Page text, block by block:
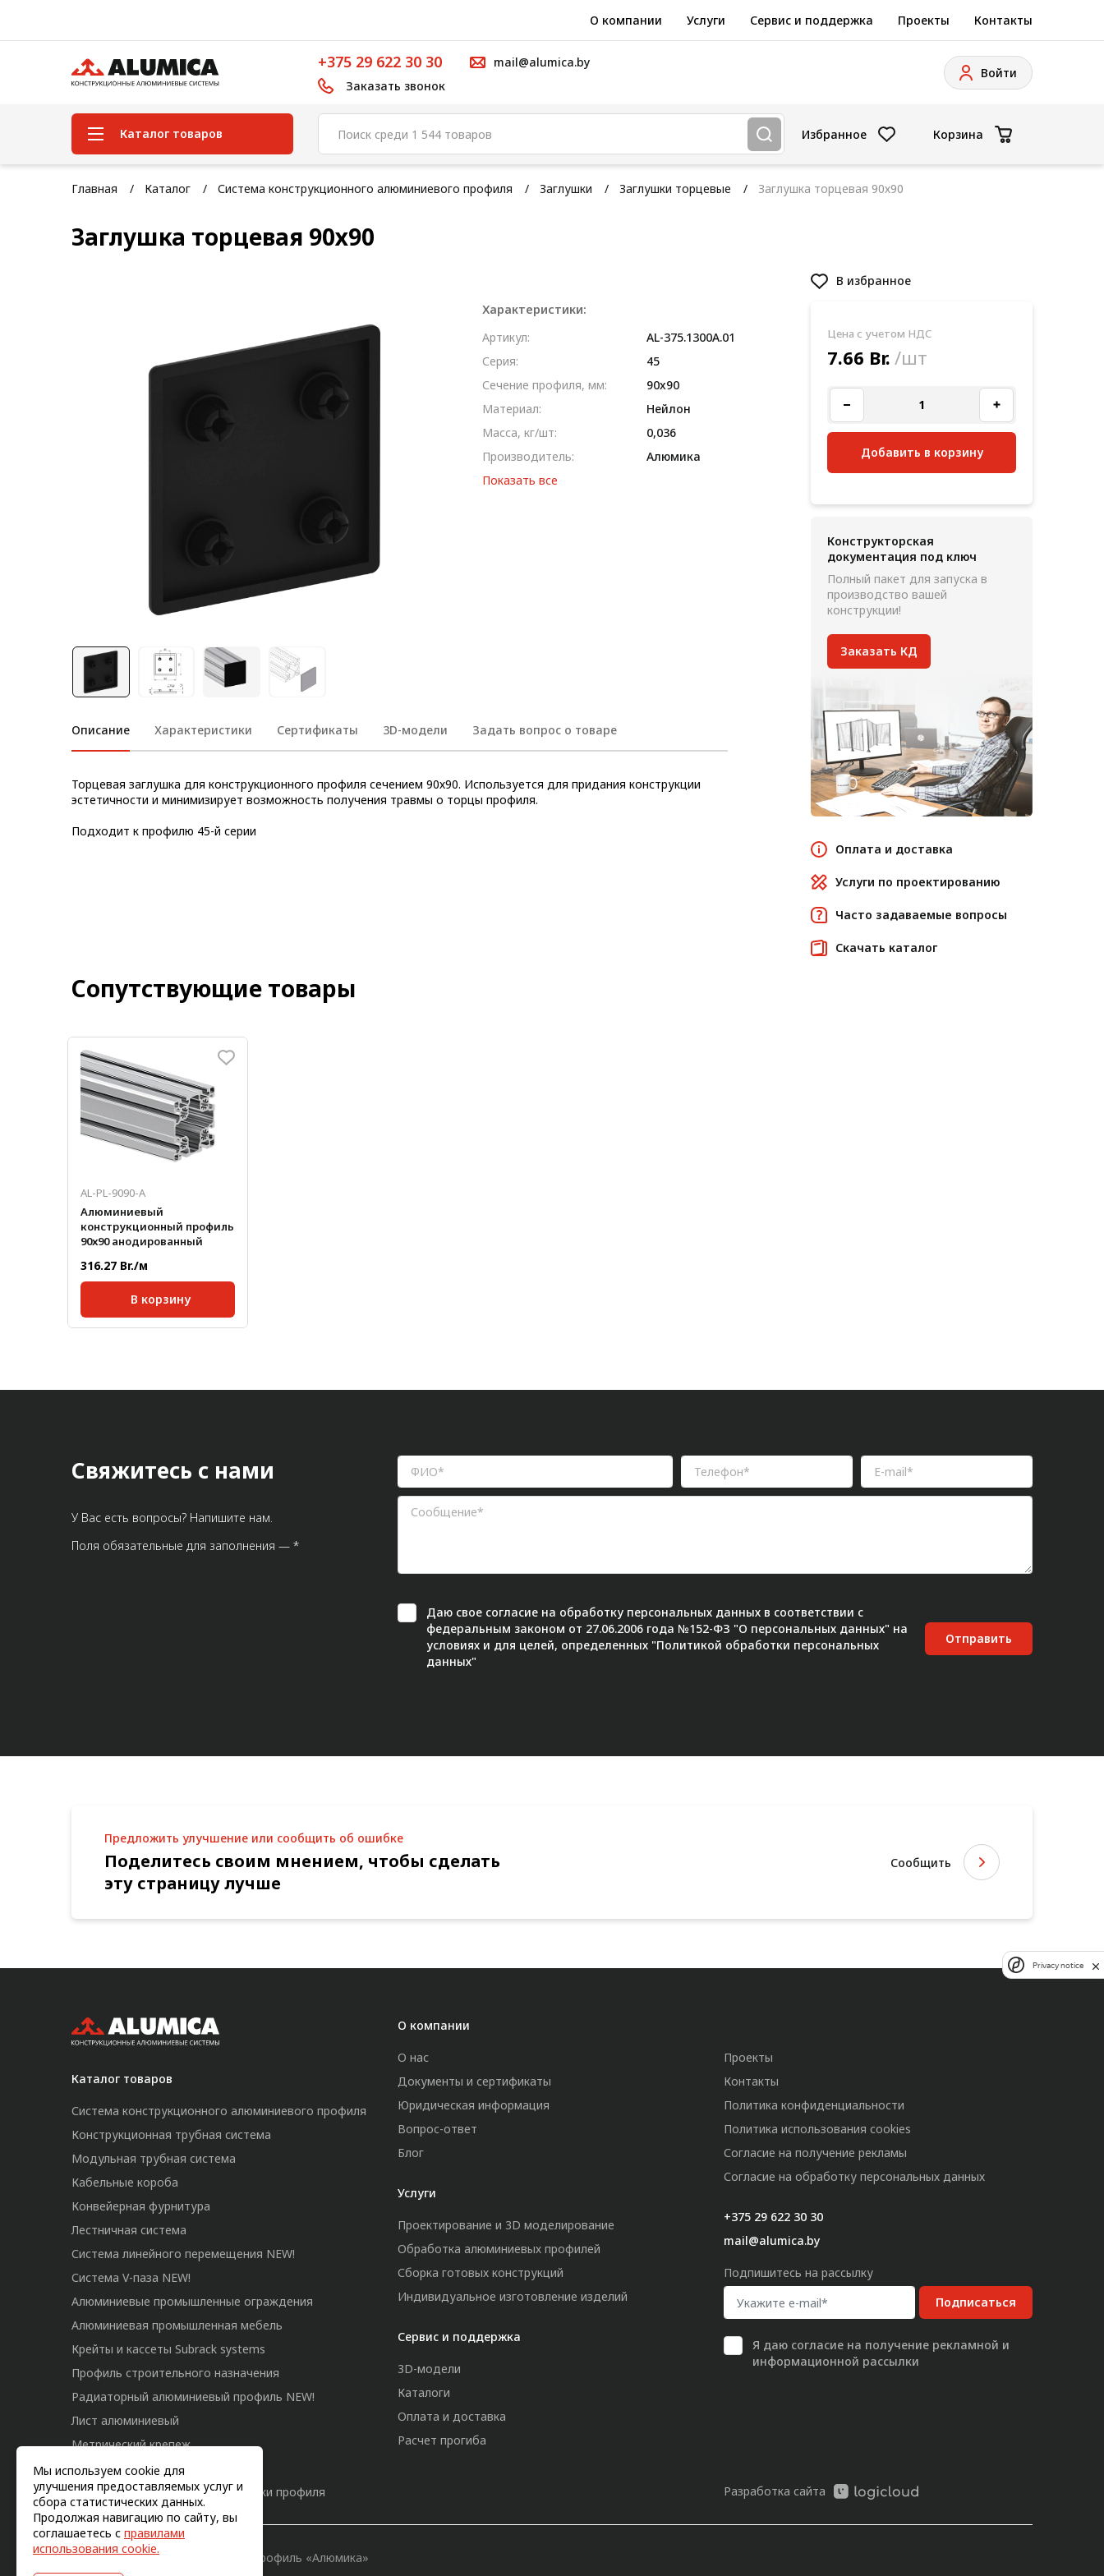
О компании Услуги Сервис и поддержка Проекты Контакты
+375 29 622 30 30
Заказать звонок
mail@alumica.by
Войти
Каталог товаров
Система конструкционного
Конструкционная трубная
система
Конвейерная фурнитура
Лестничная система
Алюминиевая промышленная
назначения
Радиаторный алюминиевый
профиль NEW!
Лист алюминиевый
Конструкции из профиля
Услуги дополнительной
обработки профиля
Избранное Корзина
Главная Каталог Система конструкционного алюминиевого профиля Заглушки Заглушки торцевые Заглушка торцевая 90х90
Заглушка торцевая 90х90
Описание Характеристики Сертификаты 3D-модели Задать вопрос о товаре
Торцевая заглушка для конструкционного профиля сечением 90х90. Используется для придания конструкции
эстетичности и минимизирует возможность получения травмы о торцы профиля.
Подходит к профилю 45-й серии
Характеристики:
Артикул:
AL-375.1300A.01
Серия:
45
Сечение профиля, мм:
90x90
Материал:
Нейлон
Масса, кг/шт:
0,036
Производитель:
Алюмика
Показать все
В избранное
Цена с учетом НДС
7.66 Br. /шт
Добавить в корзину
Конструкторская
документация под ключ
Полный пакет для запуска в
производство вашей
конструкции!
Заказать КД
Оплата и доставка
Услуги по проектированию
Часто задаваемые вопросы
Скачать каталог
Сопутствующие товары
AL-PL-9090-A
Алюминиевый
конструкционный профиль
90х90 анодированный
316.27 Br./м
В корзину
мм:
Мы используем cookie для
улучшения предоставляемых услуг и
сбора статистических данных.
Продолжая навигацию по сайту, вы
соглашаетесь с правилами
использования cookie.
Свяжитесь с нами
У Вас есть вопросы? Напишите нам.
Поля обязательные для заполнения — *
Даю свое согласие на обработку персональных данных в соответствии с
федеральным законом от 27.06.2006 года №152-ФЗ "О персональных данных" на
условиях и для целей, определенных "Политикой обработки персональных
данных"
Отправить
Предложить улучшение или сообщить об ошибке
Поделитесь своим мнением, чтобы сделать
эту страницу лучше
Сообщить
Каталог товаров
Система конструкционного алюминиевого профиля
Конструкционная трубная система
Модульная трубная система
Кабельные короба
Конвейерная фурнитура
Лестничная система
Система линейного перемещения NEW!
Система V-паза NEW!
Алюминиевые промышленные ограждения
Алюминиевая промышленная мебель
Крейты и кассеты Subrack systems
Профиль строительного назначения
Радиаторный алюминиевый профиль NEW!
Лист алюминиевый
Метрический крепеж
Конструкции из профиля
Услуги дополнительной обработки профиля
О компании
О нас
Документы и сертификаты
Юридическая информация
Вопрос-ответ
Блог
Услуги
Проектирование и 3D моделирование
Обработка алюминиевых профилей
Сборка готовых конструкций
Индивидуальное изготовление изделий
Сервис и поддержка
3D-модели
Каталоги
Оплата и доставка
Расчет прогиба
Проекты
Контакты
Политика конфиденциальности
Политика использования cookies
Согласие на получение рекламы
Согласие на обработку персональных данных
+375 29 622 30 30
mail@alumica.by
Подпишитесь на рассылку
Подписаться
Я даю согласие на получение рекламной и
информационной рассылки
Разработка сайта
© 2011-2026, Конструкционный профиль «Алюмика»
Privacy notice